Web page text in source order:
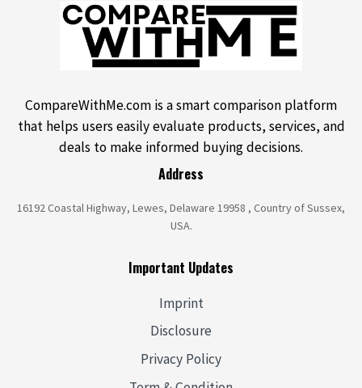
CompareWithMe.com is a smart comparison platform
that helps users easily evaluate products, services, and
deals to make informed buying decisions.
Address
16192 Coastal Highway, Lewes, Delaware 19958 , Country of Sussex,
USA.
Important Updates
Imprint
Disclosure
Privacy Policy